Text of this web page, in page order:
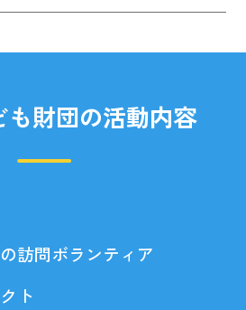
も財団の活動内容
訪問ボランティア
ト